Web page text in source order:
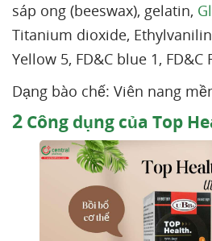
sáp ong (beeswax), gelatin,
Titanium dioxide,
Yellow 5, FD&C blue 1, FD&C
Dạng bào chế: Viên nang
2 Công dụng của Top